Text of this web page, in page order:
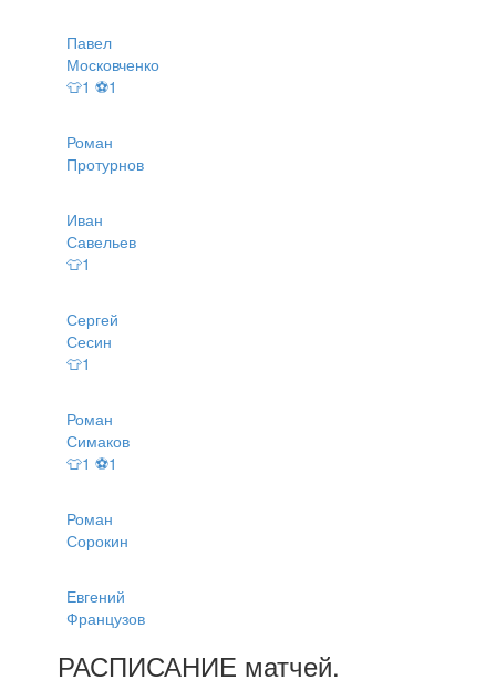
Павел
Московченко
👕1 ⚽1
Роман
Протурнов
Иван
Савельев
👕1
Сергей
Сесин
👕1
Роман
Симаков
👕1 ⚽1
Роман
Сорокин
Евгений
Французов
РАСПИСАНИЕ матчей.